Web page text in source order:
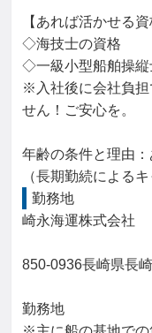
【あれば活かせる資
◇海技士の資格
◇一級小型船舶操縦
※入社後に会社負担
せん！ご安心を。
年齢の条件と理由
（長期勤続による
勤務地
崎永海運株式会社
850-0936長崎県長
勤務地